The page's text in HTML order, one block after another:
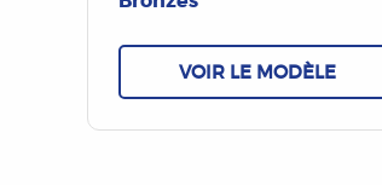
VOIR LE MODÈLE